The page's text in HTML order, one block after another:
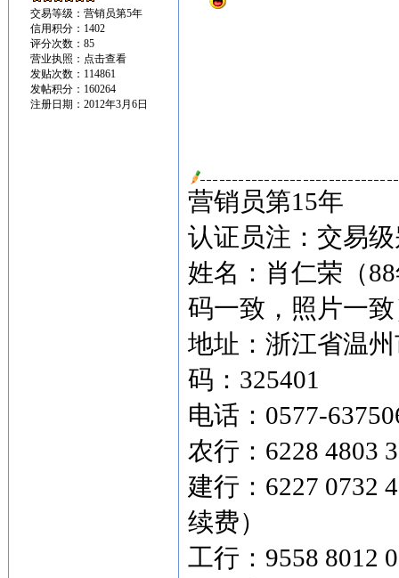
交易等级：营销员第5年
信用积分：1402
评分次数：85
营业执照： 点击查看
发贴次数：114861
发帖积分：160264
注册日期：2012年3月6日
营销员第15年
认证员注：交易
姓名：肖仁荣（
码一致，照片一
地址：浙江省温
码：325401
电话：0577-
农行：6228 4803
建行：6227
续费）
工行：9558 8012